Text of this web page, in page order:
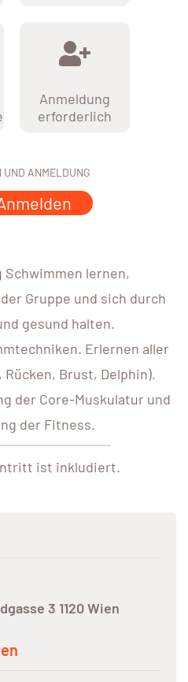
Anmeldung
erforderlich
UND ANMELDUNG
lernen,
Gruppe und sich durch
gesund halten.
Erlernen aller
Brust, Delphin).
der Core-Muskulatur und
der Fitness.
ist inkludiert.
3 1120 Wien